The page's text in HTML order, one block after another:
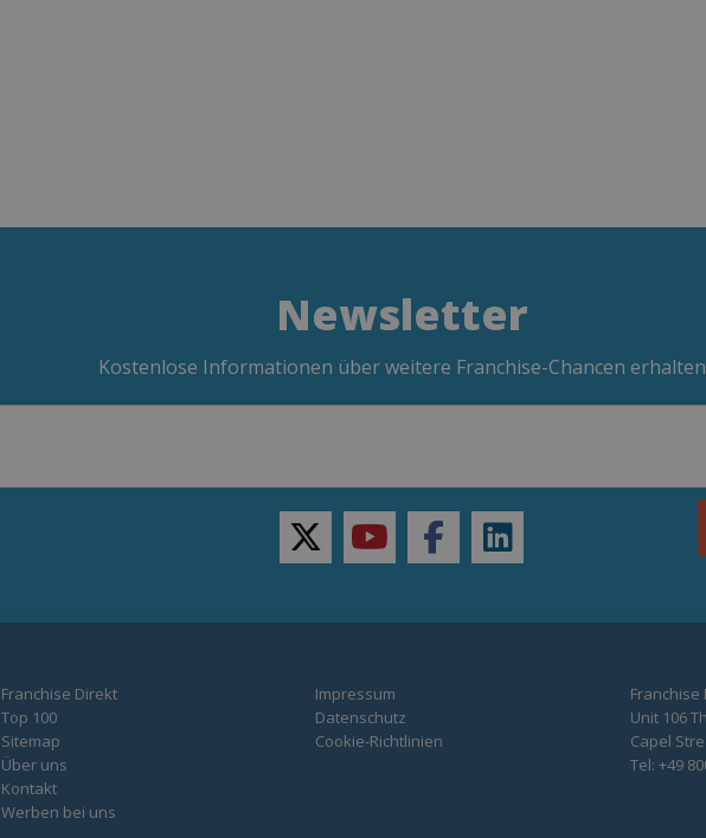
Newsletter
Kostenlose Informationen über weitere Franchise-Chancen erhalten
twitteryoutubefacebooklinkedin
Franchise Direkt
Top 100
Sitemap
Über uns
Kontakt
Werben bei uns
Impressum
Datenschutz
Cookie-Richtlinien
Franchise
Unit 106
Capel
Tel: +49